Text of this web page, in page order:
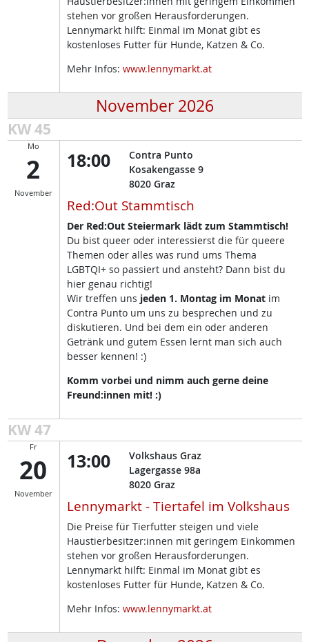
stehen vor großen Herausforderungen.
Lennymarkt hilft: Einmal im Monat gibt es
kostenloses Futter für Hunde, Katzen & Co.
Mehr Infos: www.lennymarkt.at
November 2026
KW 45
Mo
2
November
18:00
Contra Punto
Kosakengasse 9
8020 Graz
Red:Out Stammtisch
Der Red:Out Steiermark lädt zum Stammtisch!
Du bist queer oder interessierst die für queere
Themen oder alles was rund ums Thema
LGBTQI+ so passiert und ansteht? Dann bist du
hier genau richtig!
Wir treffen uns jeden 1. Montag im Monatim
Contra Punto um uns zu besprechen und zu
diskutieren. Und bei dem ein oder anderen
Getränk und gutem Essen lernt man sich auch
besser kennen! :)
Komm vorbei und nimm auch gerne deine
Freund:innen mit! :)
KW 47
Fr
20
November
13:00
Volkshaus Graz
Lagergasse 98a
8020 Graz
Lennymarkt - Tiertafel im Volkshaus
Die Preise für Tierfutter steigen und viele
Haustierbesitzer:innen mit geringem Einkommen
stehen vor großen Herausforderungen.
Lennymarkt hilft: Einmal im Monat gibt es
kostenloses Futter für Hunde, Katzen & Co.
Mehr Infos: www.lennymarkt.at